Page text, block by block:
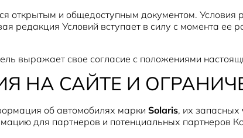
открытым и общедоступным документом.
редакция Условий вступает в силу с момента
выражает свое согласие с положениями
НА САЙТЕ И
об автомобилях марки Solaris, их запасных
для партнеров и потенциальных партнеров